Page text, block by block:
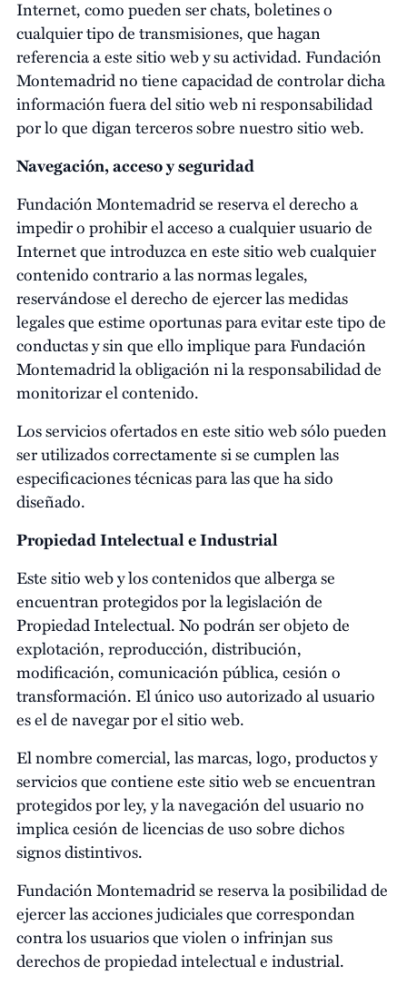
Internet, como pueden ser chats, boletines o
cualquier tipo de transmisiones, que hagan
referencia a este sitio web y su actividad. Fundación
Montemadrid no tiene capacidad de controlar dicha
información fuera del sitio web ni responsabilidad
por lo que digan terceros sobre nuestro sitio web.
Navegación, acceso y seguridad
Fundación Montemadrid se reserva el derecho a
impedir o prohibir el acceso a cualquier usuario de
Internet que introduzca en este sitio web cualquier
contenido contrario a las normas legales,
reservándose el derecho de ejercer las medidas
legales que estime oportunas para evitar este tipo de
conductas y sin que ello implique para Fundación
Montemadrid la obligación ni la responsabilidad de
monitorizar el contenido.
Los servicios ofertados en este sitio web sólo pueden
ser utilizados correctamente si se cumplen las
especificaciones técnicas para las que ha sido
diseñado.
Propiedad Intelectual e Industrial
Este sitio web y los contenidos que alberga se
encuentran protegidos por la legislación de
Propiedad Intelectual. No podrán ser objeto de
explotación, reproducción, distribución,
modificación, comunicación pública, cesión o
transformación. El único uso autorizado al usuario
es el de navegar por el sitio web.
El nombre comercial, las marcas, logo, productos y
servicios que contiene este sitio web se encuentran
protegidos por ley, y la navegación del usuario no
implica cesión de licencias de uso sobre dichos
signos distintivos.
Fundación Montemadrid se reserva la posibilidad de
ejercer las acciones judiciales que correspondan
contra los usuarios que violen o infrinjan sus
derechos de propiedad intelectual e industrial.